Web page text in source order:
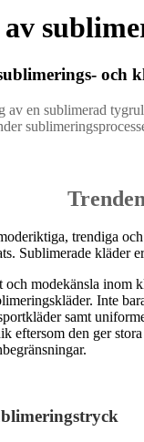
och
av en sublimerad
trendiga
Sublimerade kläder
modekänsla inom
Inte
samt
eftersom den ger